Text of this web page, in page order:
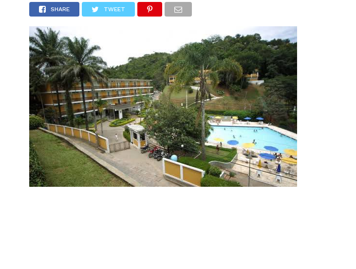
SHARE TWEET